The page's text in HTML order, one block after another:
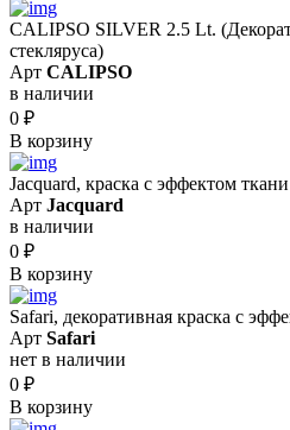
CALIPSO SILVER 2.5 Lt.
стекляруса)
Арт CALIPSO
в наличии
0 ₽
В корзину
Jacquard, краска с эффектом
Арт Jacquard
в наличии
0 ₽
В корзину
Safari, декоративная краска с
Арт Safari
нет в наличии
0 ₽
В корзину